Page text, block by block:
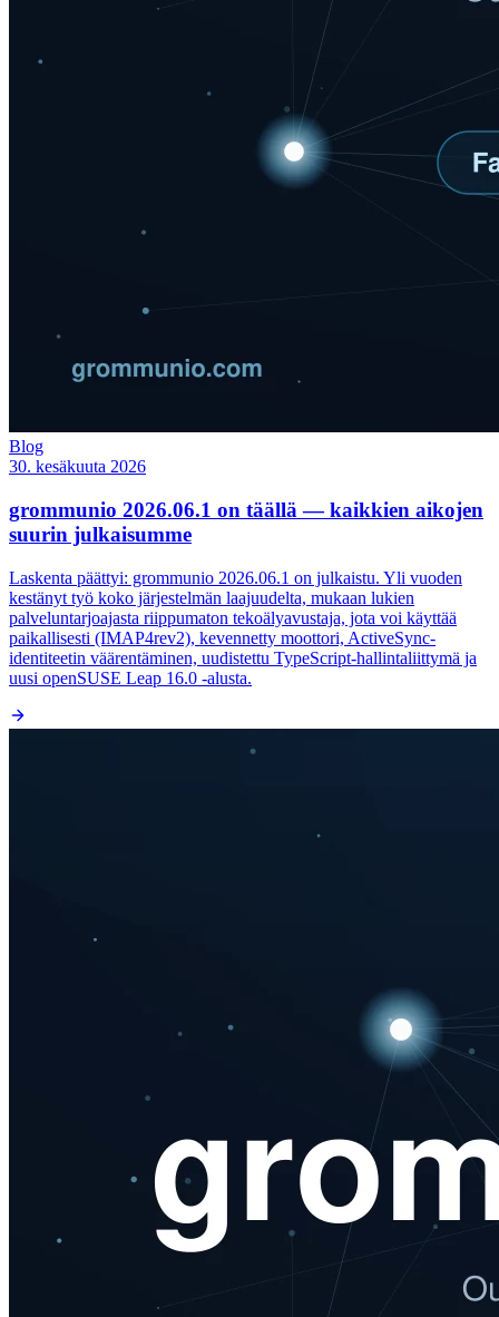
Blog
30. kesäkuuta 2026
grommunio 2026.06.1 on täällä — kaikkien aikojen
suurin julkaisumme
Laskenta päättyi: grommunio 2026.06.1 on julkaistu. Yli vuoden
kestänyt työ koko järjestelmän laajuudelta, mukaan lukien
palveluntarjoajasta riippumaton tekoälyavustaja, jota voi käyttää
paikallisesti (IMAP4rev2), kevennetty moottori, ActiveSync-
identiteetin väärentäminen, uudistettu TypeScript-hallintaliittymä ja
uusi openSUSE Leap 16.0 -alusta.